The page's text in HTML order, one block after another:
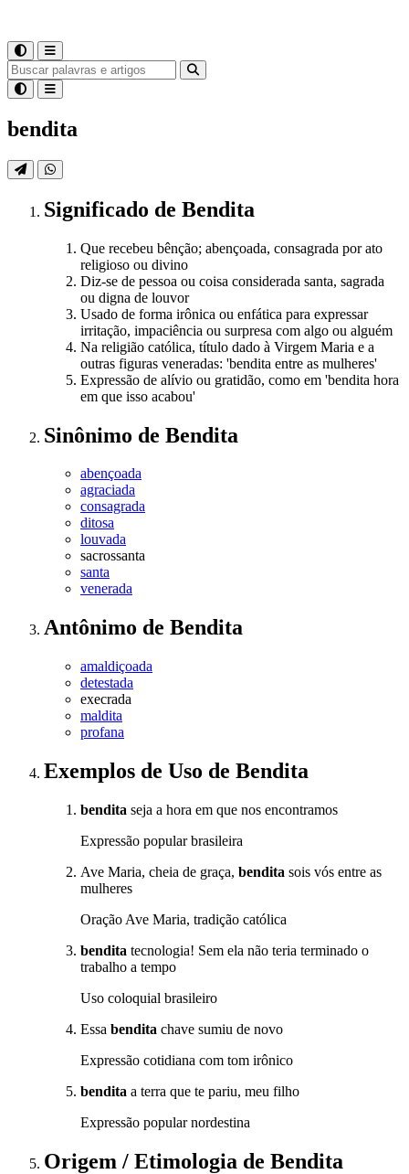
bendita
Significado de Bendita
Que recebeu bênção; abençoada, consagrada por ato
religioso ou divino
Diz-se de pessoa ou coisa considerada santa, sagrada
ou digna de louvor
Usado de forma irônica ou enfática para expressar
irritação, impaciência ou surpresa com algo ou alguém
Na religião católica, título dado à Virgem Maria e a
outras figuras veneradas: 'bendita entre as mulheres'
Expressão de alívio ou gratidão, como em 'bendita hora
em que isso acabou'
Sinônimo de Bendita
abençoada
agraciada
consagrada
ditosa
louvada
sacrossanta
santa
venerada
Antônimo de Bendita
amaldiçoada
detestada
execrada
maldita
profana
Exemplos de Uso de Bendita
bendita seja a hora em que nos encontramos
Expressão popular brasileira
Ave Maria, cheia de graça, bendita sois vós entre as
mulheres
Oração Ave Maria, tradição católica
bendita tecnologia! Sem ela não teria terminado o
trabalho a tempo
Uso coloquial brasileiro
Essa bendita chave sumiu de novo
Expressão cotidiana com tom irônico
bendita a terra que te pariu, meu filho
Expressão popular nordestina
Origem / Etimologia de Bendita